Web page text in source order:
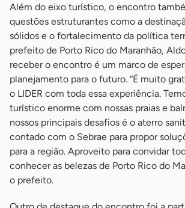
Além do eixo turístico, o encontro
questões estruturantes como a
sólidos e o fortalecimento da política
prefeito de Porto Rico do Maranhão,
receber o encontro é um marco de
planejamento para o futuro. “É muito
o LIDER com toda essa experiência.
turístico enorme com nossas praias e
nossos principais desafios é o aterro
contado com o Sebrae para propor
para a região. Aproveito para convidar
conhecer as belezas de Porto Rico do
o prefeito.